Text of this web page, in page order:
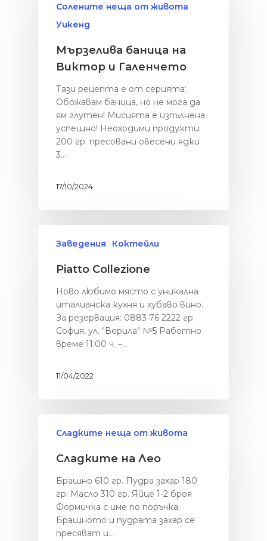
Солените неща от живота
Уикенд
Мързелива баница на
Виктор и Галенчето
Тази рецепта е от серията:
Обожавам баница, но не мога да
ям глутен! Мисията е изпълнена
успешно! Неоходими продукти:
200 гр. пресовани овесени ядки
3…
17/10/2024
Заведения Коктейли
Piatto Collezione
Ново любимо място с уникална
италианска кухня и хубаво вино.
За резервация: 0883 76 2222 гр.
София, ул. "Верила" №5 Работно
време 11:00 ч. –…
11/04/2022
Сладките неща от живота
Сладките на Лео
Брашно 610 гр. Пудра захар 180
гр. Масло 310 гр. Яйце 1-2 броя
Формичка с име по поръчка
Брашното и пудрата захар се
пресяват и…